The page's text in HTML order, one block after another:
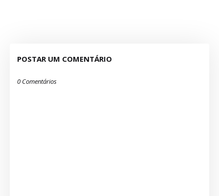
POSTAR UM COMENTÁRIO
0 Comentários